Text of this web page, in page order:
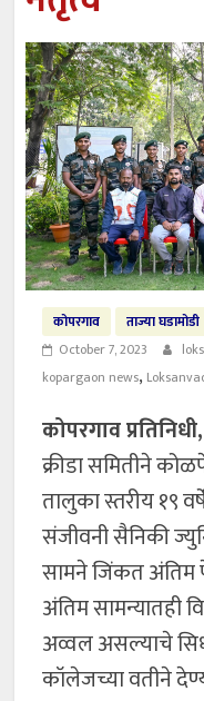
कोपरगाव ताज्या घडामोडी
October 7, 2023
kopargaon news,
कोपरगाव
क्रीडा समितीने
तालुका स्तरीय १९
संजीवनी सैनिकी
सामने जिंकत अंतिम
अंतिम सामन्यातही
अव्वल असल्याचे
कॉलेजच्या वतीने